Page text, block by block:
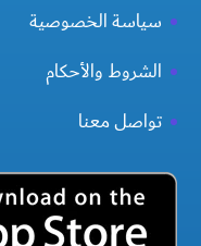
سياسة الخصوصية
الشروط والأحكام
تواصل معنا